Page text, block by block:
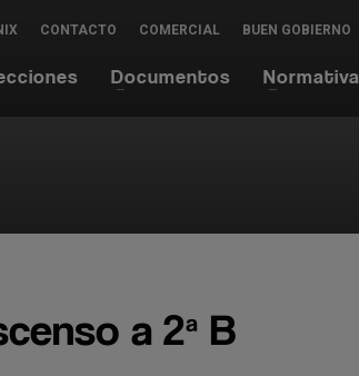
CONTACTO COMERCIAL BUEN GOBIERNO
Documentos Normativa
a 2ª B